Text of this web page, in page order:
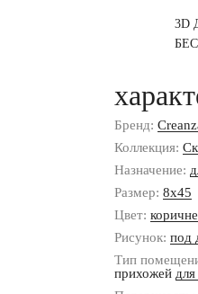
3D
Бренд:
Коллекция:
Назначение:
Размер: 8x45
Цвет:
Рисунок: под
Тип
прихожей